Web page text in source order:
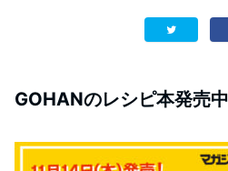
GOHANのレシピ本発売中